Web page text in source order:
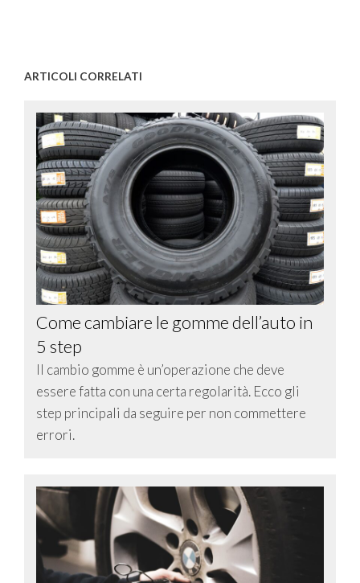
ARTICOLI CORRELATI
Come cambiare le gomme dell’auto in
5 step
Il cambio gomme è un’operazione che deve
essere fatta con una certa regolarità. Ecco gli
step principali da seguire per non commettere
errori.